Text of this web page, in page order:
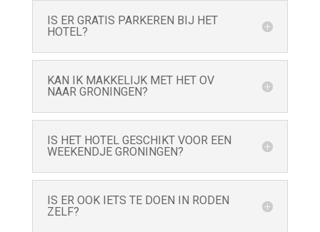
IS ER GRATIS PARKEREN BIJ HET
HOTEL?
KAN IK MAKKELIJK MET HET OV
NAAR GRONINGEN?
IS HET HOTEL GESCHIKT VOOR EEN
WEEKENDJE GRONINGEN?
IS ER OOK IETS TE DOEN IN RODEN
ZELF?